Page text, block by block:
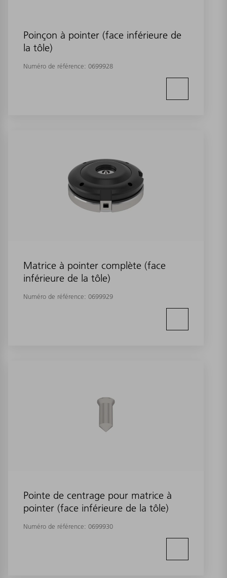
Poinçon à pointer (face inférieure de
la tôle)
Numéro de référence: 0699928
Matrice à pointer complète (face
inférieure de la tôle)
Numéro de référence: 0699929
Pointe de centrage pour matrice à
pointer (face inférieure de la tôle)
Numéro de référence: 0699930